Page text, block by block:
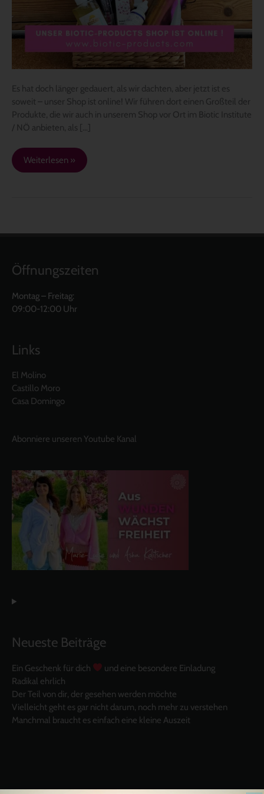
Es hat doch länger gedauert, als wir dachten, aber jetzt ist es
soweit – unser Shop ist online! Wir führen dort einen Großteil der
Produkte, die wir auch in unserem Shop vor Ort im Biotic Institute
/ NÖ anbieten, als […]
online
Weiterlesen »
Öffnungszeiten
Montag – Freitag:
09:00-12:00 Uhr
Links
El Molino
Castillo Moro
Casa Domingo
Abonniere unseren Youtube Kanal
Neueste Beiträge
Ein Geschenk für dich
und eine besondere Einladung
Radikal ehrlich
Der Teil von dir, der gesehen werden möchte
Vielleicht geht es gar nicht darum, noch mehr zu verstehen
Manchmal braucht es einfach eine kleine Auszeit